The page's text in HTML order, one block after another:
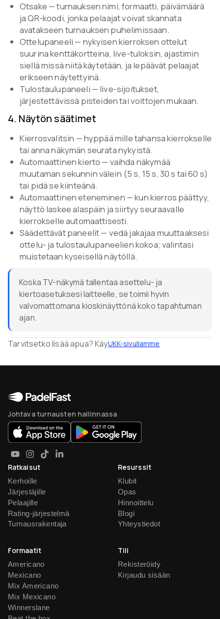
Otsake — turnauksen nimi, formaatti, päivämäärä
ja QR-koodi, jonka pelaajat voivat skannata
avatakseen turnauksen puhelimissaan.
Ottelupaneeli — nykyisen kierroksen ottelut
suurina kenttäkortteina, live-tuloksin, ajastimin
siellä missä niitä käytetään, ja lepäävät pelaajat
erikseen näytettyinä.
Tulostaulupaneeli — live-sijoitukset,
järjestettävissä pisteiden tai voittojen mukaan.
4. Näytön säätimet
Kierrosvalitsin — hyppää mille tahansa kierrokselle
tai anna näkymän seurata nykyistä.
Automaattinen kierto — vaihda näkymää
muutaman sekunnin välein (5 s, 15 s, 30 s tai 60 s)
tai pidä se kiinteänä.
Automaattinen eteneminen — kun kierros päättyy,
näyttö laskee alaspäin ja siirtyy seuraavalle
kierrokselle automaattisesti.
Säädettävät paneelit — vedä jakajaa muuttaaksesi
ottelu- ja tulostaulupaneelien kokoa; valintasi
muistetaan kyseisellä näytöllä.
Koska TV-näkymä tallentaa asettelu- ja
kiertoasetuksesi laitteelle, se toimii hyvin
valvomattomana kioskinäyttönä koko tapahtuman
ajan.
Tarvitsetko lisää apua? KäyUKK-sivullamme
Johtava turnausten hallinnassa
Ratkaisut
Kerhoille
Järjestäjille
Pelaajille
Rating-järjestelmä
Turnausrakentaja
Resurssit
Klubit
Opas
Hinnoittelu
Blogi
Yhteystiedot
Formaatit
Americano
Mexicano
Mix Americano
Mix Mexicano
Winnerslane
Tili
Rekisteröidy
Kirjaudu sisään